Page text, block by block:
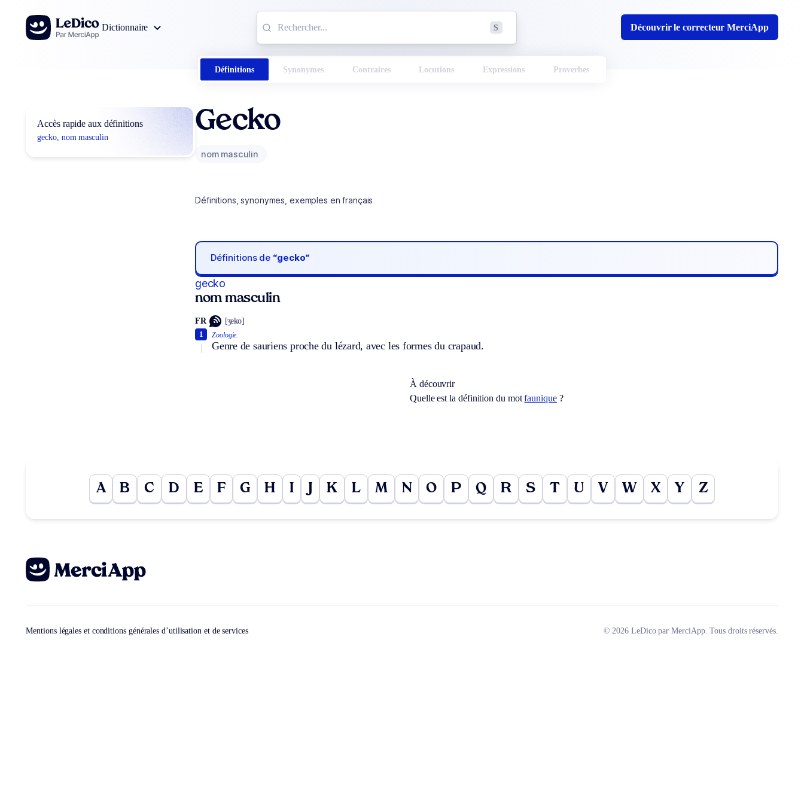
Aller au contenu
Dictionnaire
S Découvrir le correcteur MerciApp
Définitions Synonymes Contraires Locutions Expressions Proverbes
Accès rapide aux définitions
gecko, nom masculin
Gecko
nom masculin
Définitions, synonymes, exemples en français
Définitions de “gecko“
gecko
nom masculin
FR [ʒeko]
Zoologie.
Genre de sauriens proche du lézard, avec les formes du crapaud.
1
À découvrir
Quelle est la définition du motfaunique?
A B C D E F G H I K L M N O P Q R S T U V W X Y Z
Mentions légales et conditions générales d’utilisation et de services © 2026 LeDico par MerciApp. Tous droits réservés.